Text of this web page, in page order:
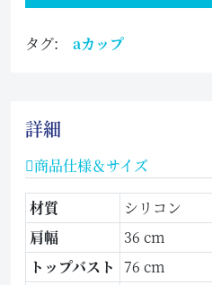
タグ: aカップ
詳細
商品仕様＆サイズ
材質
シリコン
肩幅
36 cm
トップバスト 76 cm